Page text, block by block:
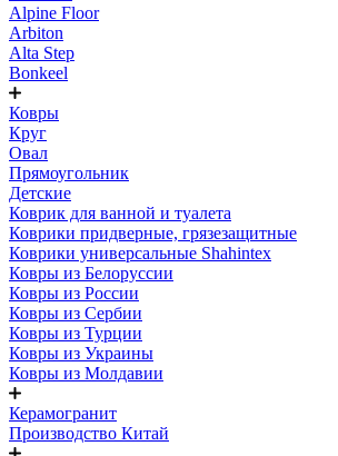
Alpine Floor
Arbiton
Alta Step
Bonkeel
Ковры
Круг
Овал
Прямоугольник
Детские
Коврик для ванной и туалета
Коврики придверные, грязезащитные
Коврики универсальные Shahintex
Ковры из Белоруссии
Ковры из России
Ковры из Сербии
Ковры из Турции
Ковры из Украины
Ковры из Молдавии
Керамогранит
Производство Китай